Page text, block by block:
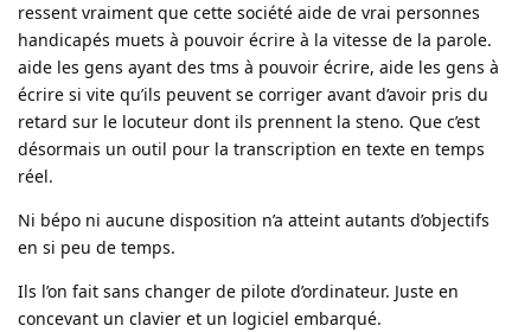
ressent vraiment que cette société aide de vrai personnes
handicapés muets à pouvoir écrire à la vitesse de la parole.
aide les gens ayant des tms à pouvoir écrire, aide les gens à
écrire si vite qu’ils peuvent se corriger avant d’avoir pris du
retard sur le locuteur dont ils prennent la steno. Que c’est
désormais un outil pour la transcription en texte en temps
réel.
Ni bépo ni aucune disposition n’a atteint autants d’objectifs
en si peu de temps.
Ils l’on fait sans changer de pilote d’ordinateur. Juste en
concevant un clavier et un logiciel embarqué.